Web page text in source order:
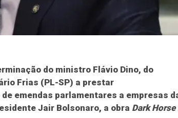
do ministro Flávio Dino, do
Frias (PL-SP) a prestar
emendas parlamentares a empresas
Jair Bolsonaro, a obra Dark Horse